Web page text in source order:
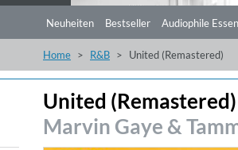
Neuheiten Bestseller Audiophile
Home R&B United (Remastered)
United (Remastered)
Marvin Gaye &